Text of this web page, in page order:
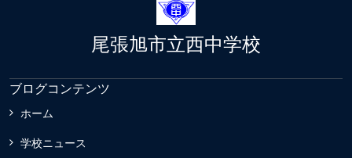
尾張旭市立西中学校
ブログコンテンツ
ホーム
学校ニュース